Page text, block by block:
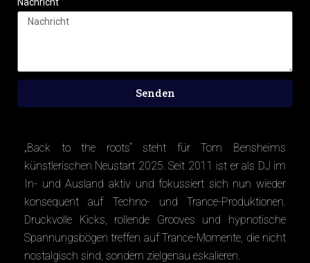
Senden
„Back to the roots“ steht für Tom Bensheims
künstlerischen Neustart 2025. Seit 2011 ist er als DJ im
In- und Ausland aktiv und fokussiert sich nun wieder
konsequent auf Techno- und Trance-Produktionen.
Druckvolle Kicks, rollende Grooves und hypnotische
Spannungsbögen treffen auf Trance-Momente, die nicht
nostalgisch sind, sondern zielgenau eskalieren.